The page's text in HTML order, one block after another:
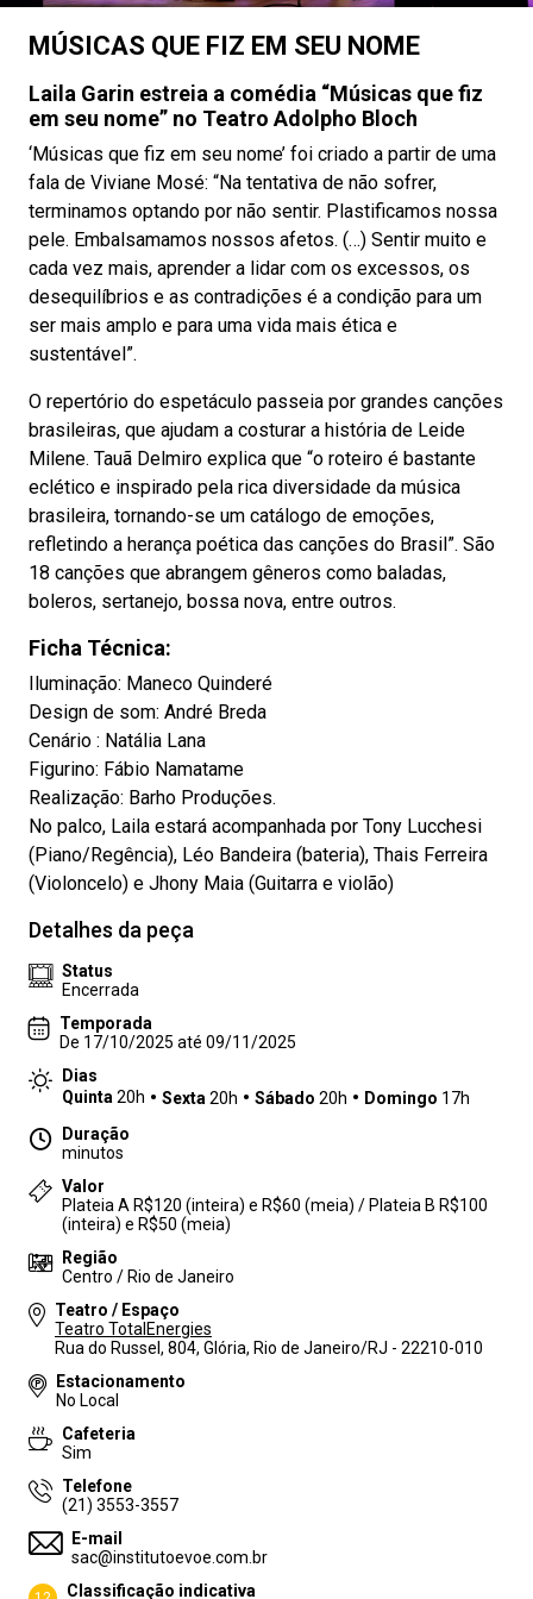
MÚSICAS QUE FIZ EM SEU NOME
Laila Garin estreia a comédia “Músicas que fiz
em seu nome” no Teatro Adolpho Bloch
‘Músicas que fiz em seu nome’ foi criado a partir de uma
fala de Viviane Mosé: “Na tentativa de não sofrer,
terminamos optando por não sentir. Plastificamos nossa
pele. Embalsamamos nossos afetos. (…) Sentir muito e
cada vez mais, aprender a lidar com os excessos, os
desequilíbrios e as contradições é a condição para um
ser mais amplo e para uma vida mais ética e
sustentável”.
O repertório do espetáculo passeia por grandes canções
brasileiras, que ajudam a costurar a história de Leide
Milene. Tauã Delmiro explica que “o roteiro é bastante
eclético e inspirado pela rica diversidade da música
brasileira, tornando-se um catálogo de emoções,
refletindo a herança poética das canções do Brasil”. São
18 canções que abrangem gêneros como baladas,
boleros, sertanejo, bossa nova, entre outros.
Ficha Técnica:
Iluminação: Maneco Quinderé
Design de som: André Breda
Cenário : Natália Lana
Figurino: Fábio Namatame
Realização: Barho Produções.
No palco, Laila estará acompanhada por Tony Lucchesi
(Piano/Regência), Léo Bandeira (bateria), Thais Ferreira
(Violoncelo) e Jhony Maia (Guitarra e violão)
Detalhes da peça
Status
Encerrada
Temporada
De 17/10/2025 até 09/11/2025
Dias
Quinta 20h Sexta 20h Sábado 20h Domingo 17h
Duração
minutos
Valor
Plateia A R$120 (inteira) e R$60 (meia) / Plateia B R$100
(inteira) e R$50 (meia)
Região
Centro / Rio de Janeiro
Teatro / Espaço
Teatro TotalEnergies
Rua do Russel, 804, Glória, Rio de Janeiro/RJ - 22210-010
Estacionamento
No Local
Cafeteria
Sim
Telefone
(21) 3553-3557
E-mail
sac@institutoevoe.com.br
Classificação indicativa